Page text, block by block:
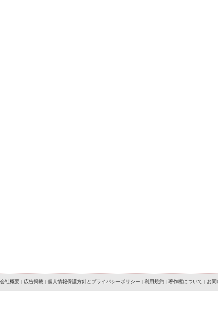
会社概要 | 広告掲載 | 個人情報保護方針とプライバシーポリシー | 利用規約 | 著作権について | お問